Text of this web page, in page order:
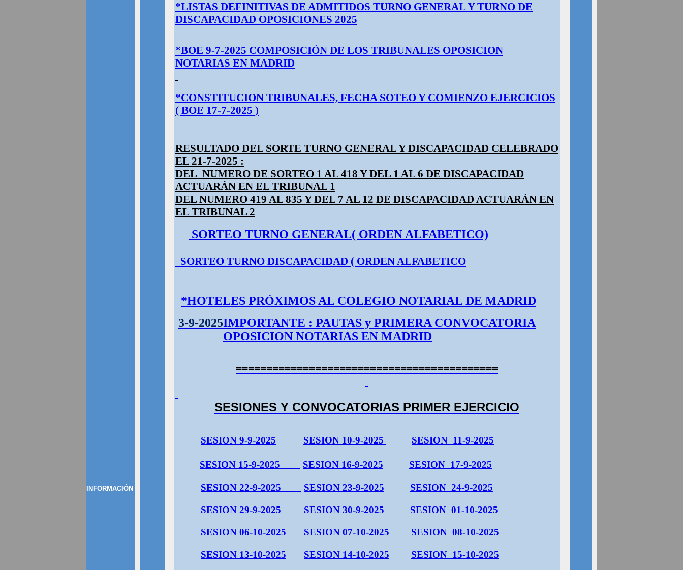
INFORMACIÓN
*LISTAS DEFINITIVAS DE ADMITIDOS TURNO GENERAL Y TURNO DE
DISCAPACIDAD OPOSICIONES 2025
*BOE 9-7-2025 COMPOSICIÓN DE LOS TRIBUNALES OPOSICION
NOTARIAS EN MADRID
*CONSTITUCION TRIBUNALES, FECHA SOTEO Y COMIENZO EJERCICIOS
( BOE 17-7-2025 )
RESULTADO DEL SORTE TURNO GENERAL Y DISCAPACIDAD CELEBRADO
EL 21-7-2025 :
DEL NUMERO DE SORTEO 1 AL 418 Y DEL 1 AL 6 DE DISCAPACIDAD
ACTUARÁN EN EL TRIBUNAL 1
DEL NUMERO 419 AL 835 Y DEL 7 AL 12 DE DISCAPACIDAD ACTUARÁN EN
EL TRIBUNAL 2
SORTEO TURNO GENERAL( ORDEN ALFABETICO)
SORTEO TURNO DISCAPACIDAD ( ORDEN ALFABETICO
*HOTELES PRÓXIMOS AL COLEGIO NOTARIAL DE MADRID
3-9-2025IMPORTANTE : PAUTAS y PRIMERA CONVOCATORIA
OPOSICION NOTARIAS EN MADRID
===========================================
SESIONES Y CONVOCATORIAS PRIMER EJERCICIO
SESION 9-9-2025 SESION 10-9-2025 SESION 11-9-2025
SESION 15-9-2025 SESION 16-9-2025 SESION 17-9-2025
SESION 22-9-2025 SESION 23-9-2025 SESION 24-9-2025
SESION 29-9-2025 SESION 30-9-2025 SESION 01-10-2025
SESION 06-10-2025 SESION 07-10-2025 SESION 08-10-2025
SESION 13-10-2025 SESION 14-10-2025 SESION 15-10-2025